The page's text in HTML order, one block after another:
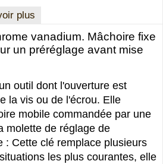
plus
vanadium. Mâchoire fixe
un préréglage avant mise
outil dont l'ouverture est
la vis ou de l'écrou. Elle
mobile commandée par une
molette de réglage de
: Cette clé remplace plusieurs
les plus courantes, elle